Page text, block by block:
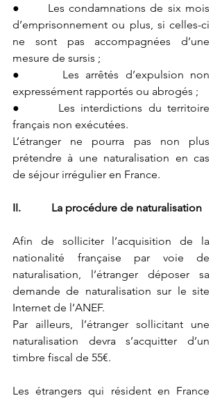
●      Les condamnations de six mois
d’emprisonnement ou plus, si celles-ci
ne sont pas accompagnées d’une
mesure de sursis ;
●      Les arrêtés d’expulsion non
expressément rapportés ou abrogés ;
●      Les interdictions du territoire
français non exécutées.
L’étranger ne pourra pas non plus
prétendre à une naturalisation en cas
de séjour irrégulier en France.
II.           La procédure de naturalisation
Afin de solliciter l’acquisition de la
nationalité française par voie de
naturalisation, l’étranger déposer sa
demande de naturalisation sur le site
Internet de l’ANEF.
Par ailleurs, l’étranger sollicitant une
naturalisation devra s’acquitter d’un
timbre fiscal de 55€.
Les étrangers qui résident en France